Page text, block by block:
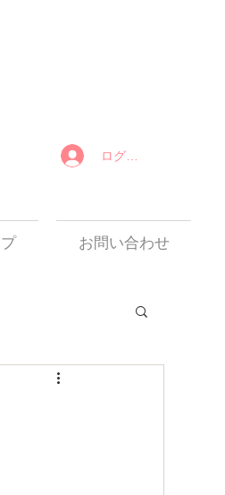
ログイン
お問い合わせ